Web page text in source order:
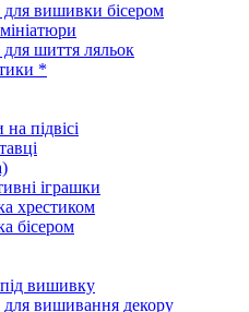
вишивки бісером
шиття ляльок
*
підвісі
іграшки
хрестиком
бісером
вишивку
вишивання декору